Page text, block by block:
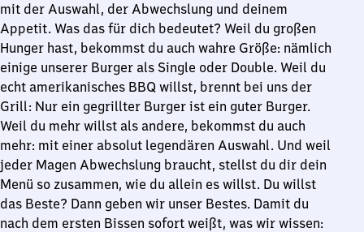
mit der Auswahl, der Abwechslung und deinem
Appetit. Was das für dich bedeutet? Weil du großen
Hunger hast, bekommst du auch wahre Größe: nämlich
einige unserer Burger als Single oder Double. Weil du
echt amerikanisches BBQ willst, brennt bei uns der
Grill: Nur ein gegrillter Burger ist ein guter Burger.
Weil du mehr willst als andere, bekommst du auch
mehr: mit einer absolut legendären Auswahl. Und weil
jeder Magen Abwechslung braucht, stellst du dir dein
Menü so zusammen, wie du allein es willst. Du willst
das Beste? Dann geben wir unser Bestes. Damit du
nach dem ersten Bissen sofort weißt, was wir wissen: